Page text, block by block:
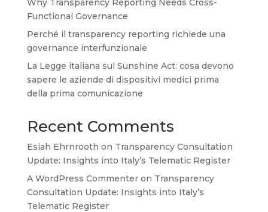
Why Transparency Reporting Needs Cross-
Functional Governance
Perché il transparency reporting richiede una
governance interfunzionale
La Legge italiana sul Sunshine Act: cosa devono
sapere le aziende di dispositivi medici prima
della prima comunicazione
Recent Comments
Esiah Ehrnrooth on Transparency Consultation
Update: Insights into Italy’s Telematic Register
A WordPress Commenteron Transparency
Consultation Update: Insights into Italy’s
Telematic Register